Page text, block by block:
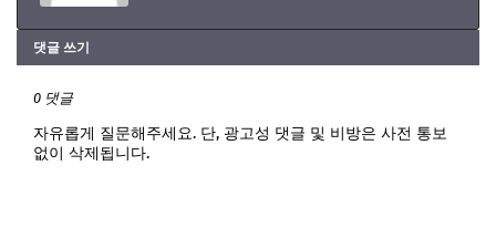
댓글 쓰기
0 댓글
자유롭게 질문해주세요. 단, 광고성 댓글 및 비방은 사전 통보
없이 삭제됩니다.